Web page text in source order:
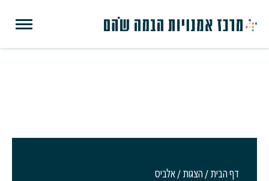
דף הבית/הצגות/אלביס